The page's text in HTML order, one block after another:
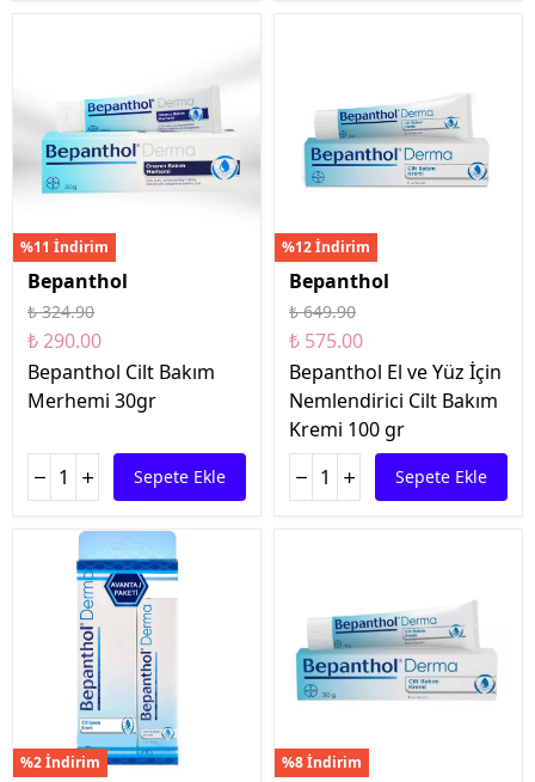
%11 İndirim
Bepanthol
₺ 324.90
₺ 290.00
Bepanthol Cilt Bakım
Merhemi 30gr
Sepete Ekle
%12 İndirim
Bepanthol
₺ 649.90
₺ 575.00
Bepanthol El ve Yüz İçin
Nemlendirici Cilt Bakım
Kremi 100 gr
Sepete Ekle
%2 İndirim %8 İndirim